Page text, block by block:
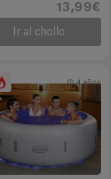
13,99€
Ir al chollo
4 años